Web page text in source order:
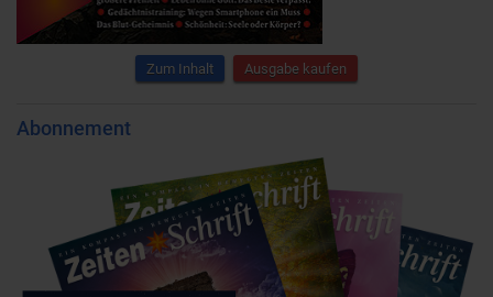
Zum Inhalt Ausgabe kaufen
Abonnement